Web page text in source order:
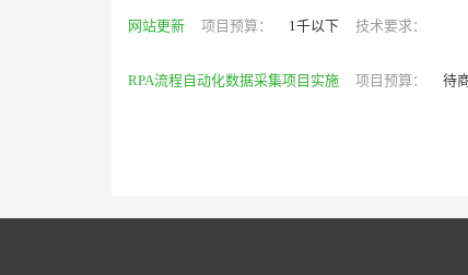
网站更新 项目预算： 1千以下 技术要求：
RPA流程自动化数据采集项目实施 项目预算： 待